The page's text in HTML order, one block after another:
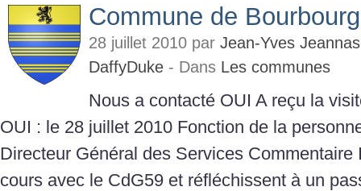
Commune de Bourbourg
28 juillet 2010 par Jean-Yves Jeannas
DaffyDuke - Dans Les communes
Nous a contacté OUI A reçu la
OUI : le 28 juillet 2010 Fonction de la
Directeur Général des Services Commentaire
cours avec le CdG59 et réfléchissent à un